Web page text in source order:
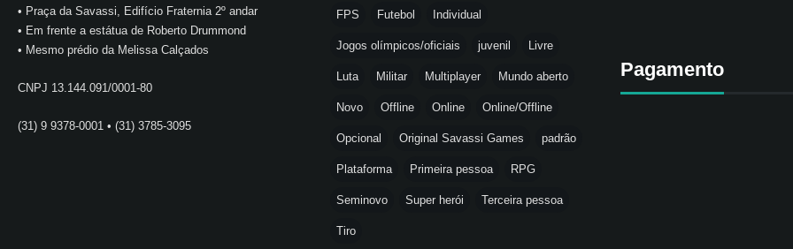
• Praça da Savassi, Edifício Fraternia 2º andar
• Em frente a estátua de Roberto Drummond
• Mesmo prédio da Melissa Calçados
CNPJ 13.144.091/0001-80
(31) 9 9378-0001 • (31) 3785-3095
FPS Futebol Individual
Jogos olímpicos/oficiais juvenil Livre
Luta Militar Multiplayer Mundo aberto
Novo Offline Online Online/Offline
Opcional Original Savassi Games padrão
Plataforma Primeira pessoa RPG
Seminovo Super herói Terceira pessoa
Tiro
Pagamento